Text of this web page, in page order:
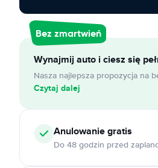
Bez zmartwień
Wynajmij auto i ciesz się
Nasza najlepsza propozycja na
Czytaj dalej
Anulowaniegratis
Do 48 godzin przed